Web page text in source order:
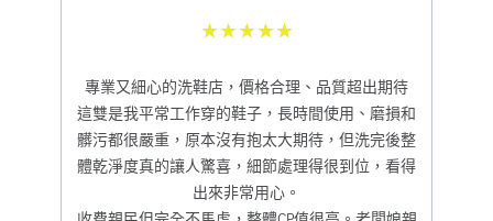
★★★★★
專業又細心的洗鞋店，價格合理、品質超出期待
這雙是我平常工作穿的鞋子，長時間使用、磨損和
髒污都很嚴重，原本沒有抱太大期待，但洗完後整
體乾淨度真的讓人驚喜，細節處理得很到位，看得
出來非常用心。